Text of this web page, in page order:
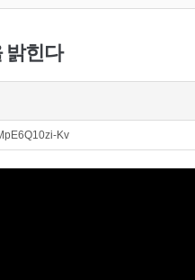
밝힌다
Kv